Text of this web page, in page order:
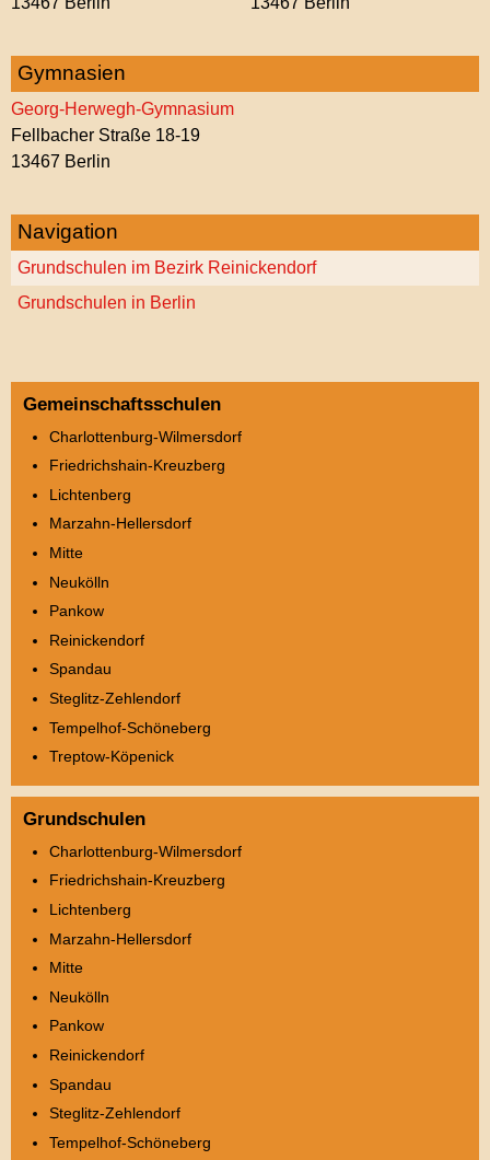
Gymnasien
Georg-Herwegh-Gymnasium
Fellbacher Straße 18-19
13467 Berlin
Navigation
Grundschulen im Bezirk Reinickendorf
Grundschulen in Berlin
Gemeinschaftsschulen
Charlottenburg-Wilmersdorf
Friedrichshain-Kreuzberg
Lichtenberg
Marzahn-Hellersdorf
Mitte
Neukölln
Pankow
Reinickendorf
Spandau
Steglitz-Zehlendorf
Tempelhof-Schöneberg
Treptow-Köpenick
Grundschulen
Charlottenburg-Wilmersdorf
Friedrichshain-Kreuzberg
Lichtenberg
Marzahn-Hellersdorf
Mitte
Neukölln
Pankow
Reinickendorf
Spandau
Steglitz-Zehlendorf
Tempelhof-Schöneberg